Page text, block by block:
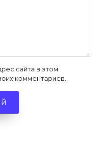
сайта в этом
комментариев.